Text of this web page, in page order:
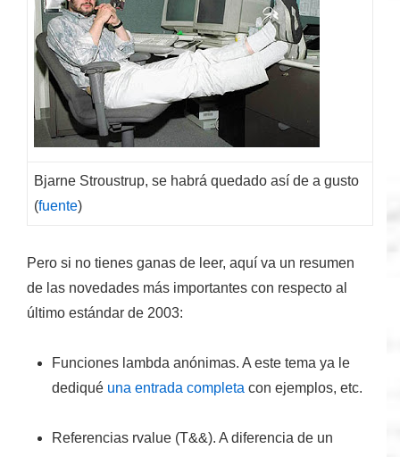
Bjarne Stroustrup, se habrá quedado así de a gusto
(fuente)
Pero si no tienes ganas de leer, aquí va un resumen
de las novedades más importantes con respecto al
último estándar de 2003:
Funciones lambda anónimas. A este tema ya le
dediqué una entrada completa con ejemplos, etc.
Referencias rvalue (T&&). A diferencia de un